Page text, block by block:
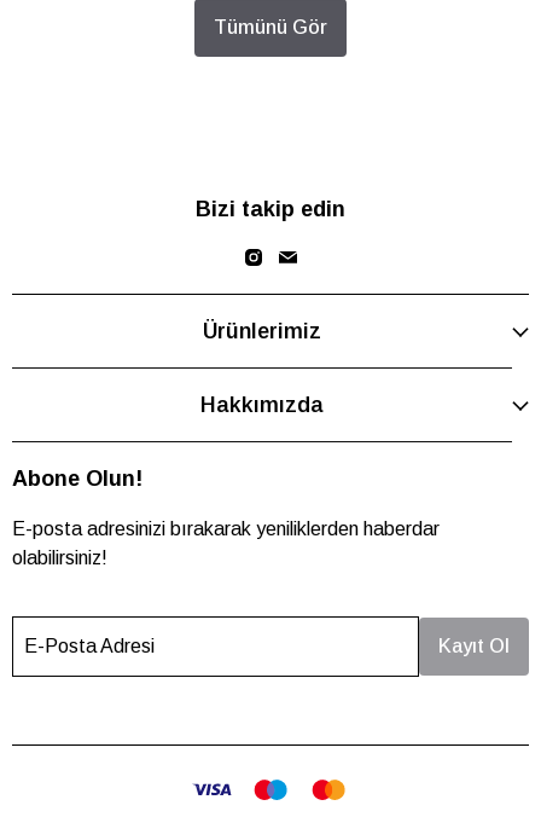
Tümünü Gör
Bizi takip edin
Ürünlerimiz
Hakkımızda
Abone Olun!
E-posta adresinizi bırakarak yeniliklerden haberdar
olabilirsiniz!
E-Posta Adresi Kayıt Ol